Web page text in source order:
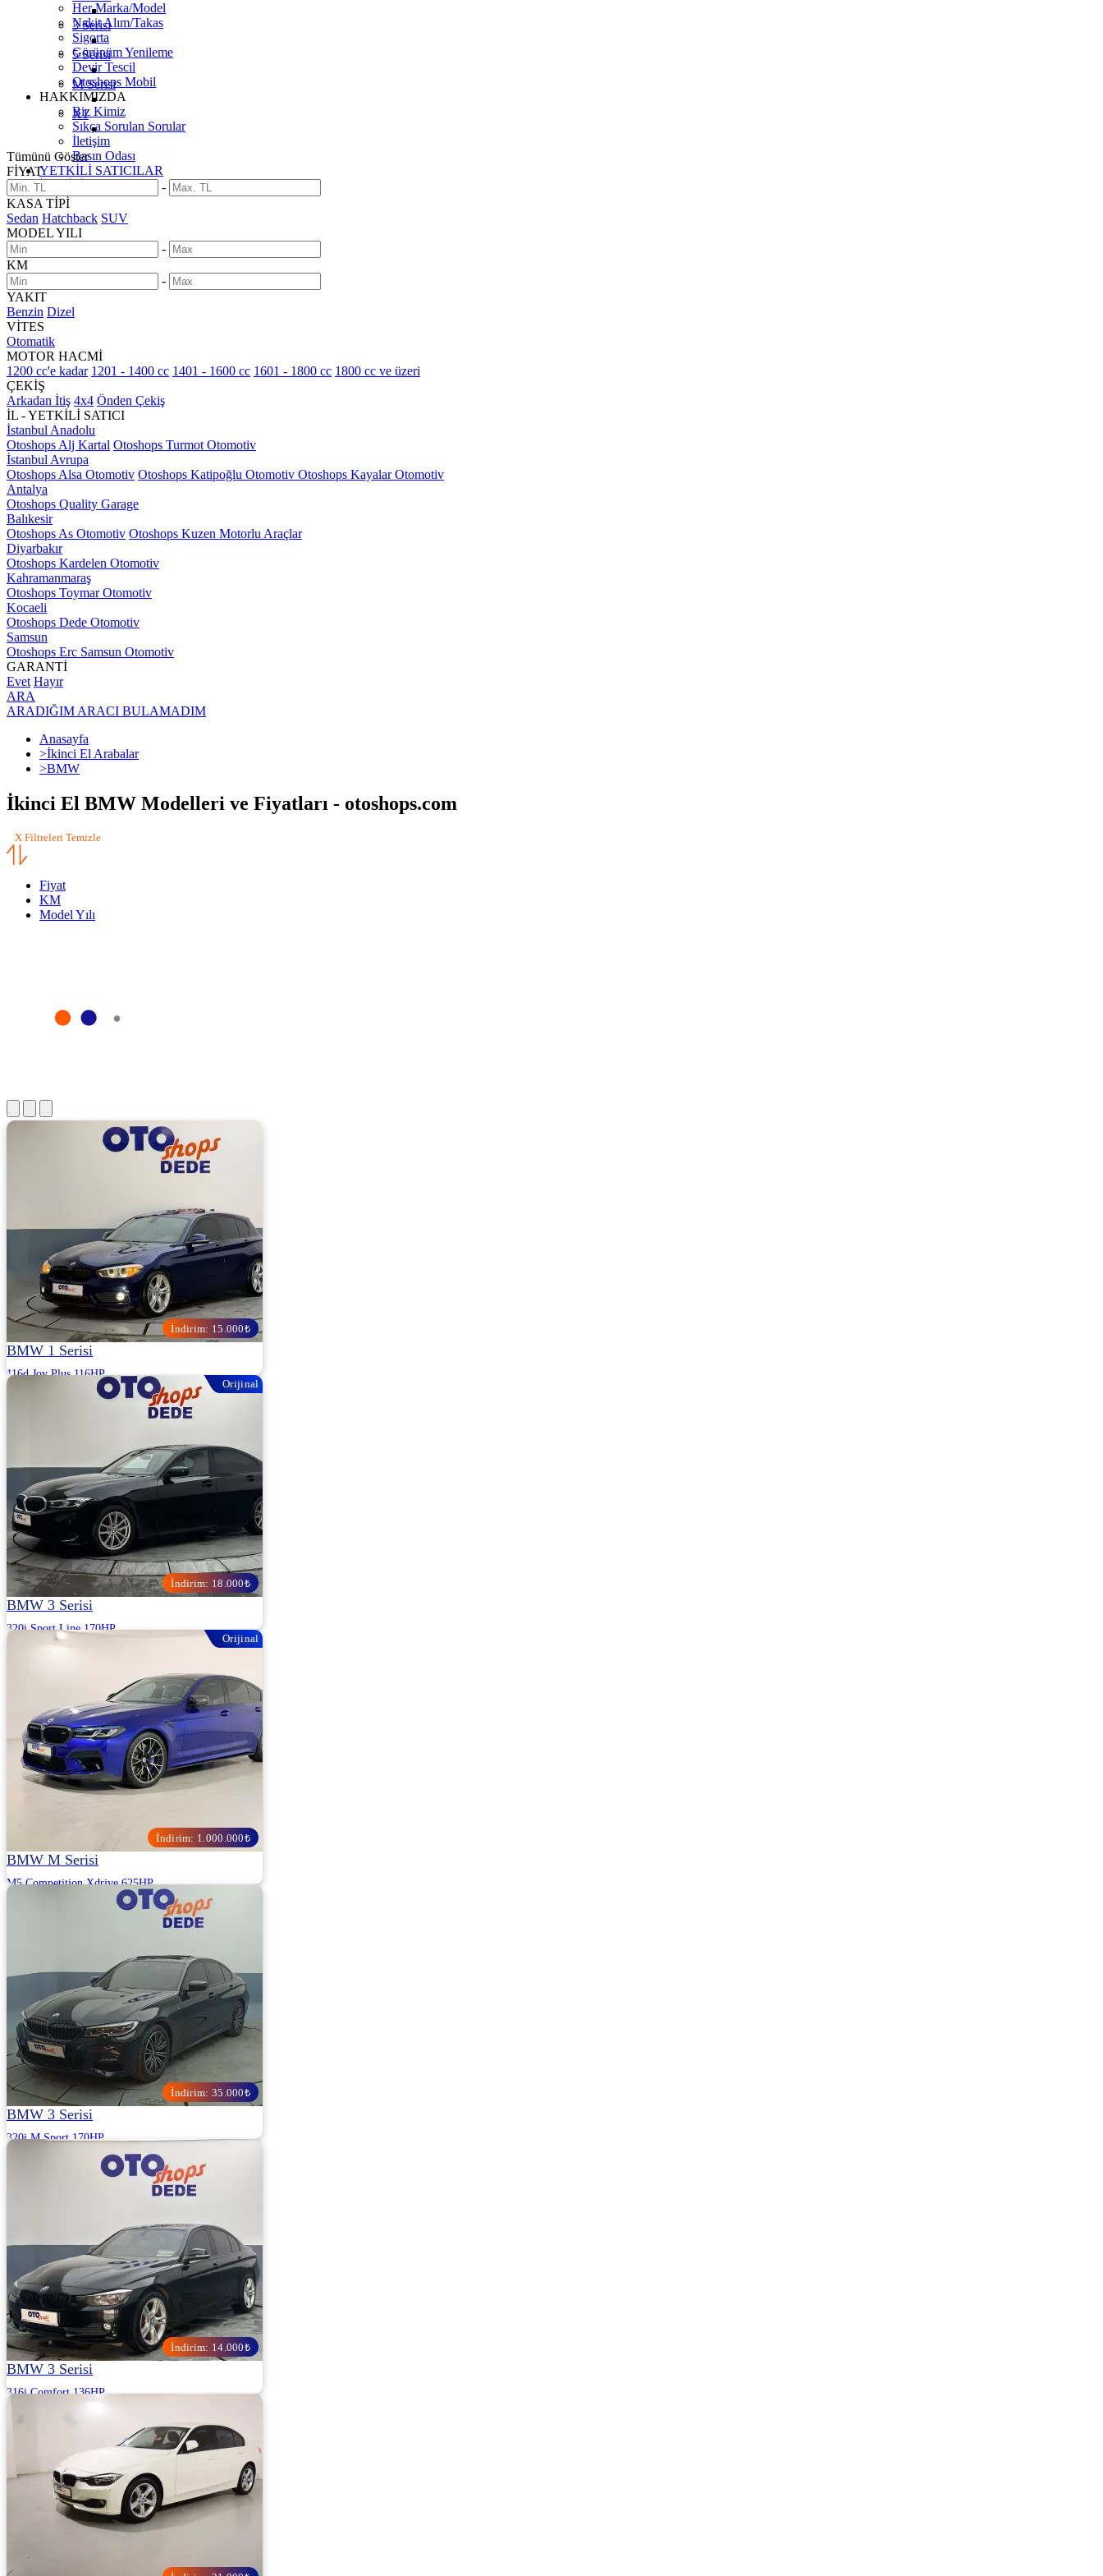
Her Marka/Model
Nakit Alım/Takas
Sigorta
Görünüm Yenileme
Devir Tescil
Otoshops Mobil
HAKKIMIZDA
Biz Kimiz
Sıkça Sorulan Sorular
İletişim
Basın Odası
YETKİLİ SATICILAR
İLETİŞİM
3 Serisi
5 Serisi
M Serisi
X1
Tümünü Göster
FİYAT
-
KASA TİPİ
Sedan Hatchback SUV
MODEL YILI
-
KM
-
YAKIT
Benzin Dizel
VİTES
Otomatik
MOTOR HACMİ
1200 cc'e kadar 1201 - 1400 cc 1401 - 1600 cc 1601 - 1800 cc 1800 cc ve üzeri
ÇEKİŞ
Arkadan İtiş 4x4 Önden Çekiş
İL - YETKİLİ SATICI
İstanbul Anadolu
Otoshops Alj Kartal Otoshops Turmot Otomotiv
İstanbul Avrupa
Otoshops Alsa Otomotiv Otoshops Katipoğlu Otomotiv Otoshops Kayalar Otomotiv
Antalya
Otoshops Quality Garage
Balıkesir
Otoshops As Otomotiv Otoshops Kuzen Motorlu Araçlar
Diyarbakır
Otoshops Kardelen Otomotiv
Kahramanmaraş
Otoshops Toymar Otomotiv
Kocaeli
Otoshops Dede Otomotiv
Samsun
Otoshops Erc Samsun Otomotiv
GARANTİ
Evet Hayır
ARA
ARADIĞIM ARACI BULAMADIM
Anasayfa
>İkinci El Arabalar
>BMW
İkinci El BMW Modelleri ve Fiyatları - otoshops.com
X Filtreleri Temizle
Fiyat
KM
Model Yılı
İndirim: 15.000₺
BMW 1 Serisi
116d Joy Plus 116HP
2016 | Otomatik | Dizel | 230.000 Km
OTOSHOPS DEDE OTOMOTİV - KOCAELİ
Orijinal
İndirim: 18.000₺
BMW 3 Serisi
320i Sport Line 170HP
2025 | Otomatik | Benzin | 24.000 Km
OTOSHOPS DEDE OTOMOTİV - KOCAELİ
3.998.000 ₺
Orijinal
İndirim: 1.000.000₺
BMW M Serisi
M5 Competition Xdrive 625HP
2022 | Otomatik | Benzin | 20.518 Km
ALJ KARTAL - İSTANBUL ANADOLU
İndirim: 35.000₺
BMW 3 Serisi
320i M Sport 170HP
2021 | Otomatik | Benzin | 62.000 Km
OTOSHOPS DEDE OTOMOTİV - KOCAELİ
2.995.000 ₺
İndirim: 14.000₺
BMW 3 Serisi
316i Comfort 136HP
OTOSHOPS DEDE OTOMOTİV - KOCAELİ
1.285.000 1.299.000 ₺